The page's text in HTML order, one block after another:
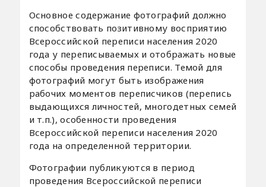
Основное содержание фотографий должно
способствовать позитивному восприятию
Всероссийской переписи населения 2020
года у переписываемых и отображать новые
способы проведения переписи. Темой для
фотографий могут быть изображения
рабочих моментов переписчиков (перепись
выдающихся личностей, многодетных семей
и т.п.), особенности проведения
Всероссийской переписи населения 2020
года на определенной территории.
Фотографии публикуются в период
проведения Всероссийской переписи